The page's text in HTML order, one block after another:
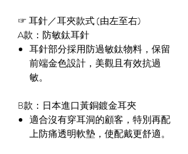
☞ 耳針／耳夾款式 (由左至右)
A款：防敏鈦耳針
耳針部分採用防過敏鈦物料，保留
前端金色設計，美觀且有效抗過
敏。
B款：日本進口黃銅鍍金耳夾
適合沒有穿耳洞的顧客，特別再配
上防痛透明軟墊，使配戴更舒適。